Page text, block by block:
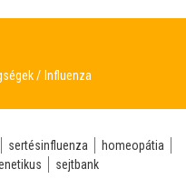
Influenza
sertésinfluenza
homeopátia
sejtbank